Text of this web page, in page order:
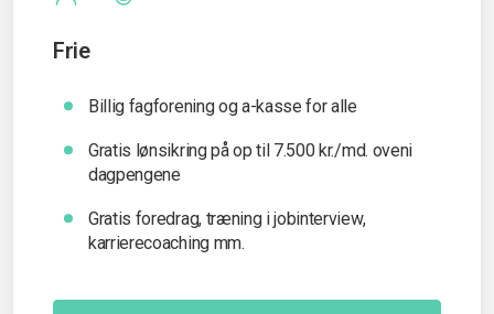
Frie
Billig fagforening og a-kasse for alle
Gratis lønsikring på op til 7.500 kr./md. oveni
dagpengene
Gratis foredrag, træning i jobinterview,
karrierecoaching mm.